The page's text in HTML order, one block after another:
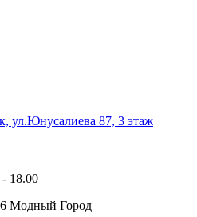
ул.Юнусалиева 87, 3 этаж
18.00
Модный Город